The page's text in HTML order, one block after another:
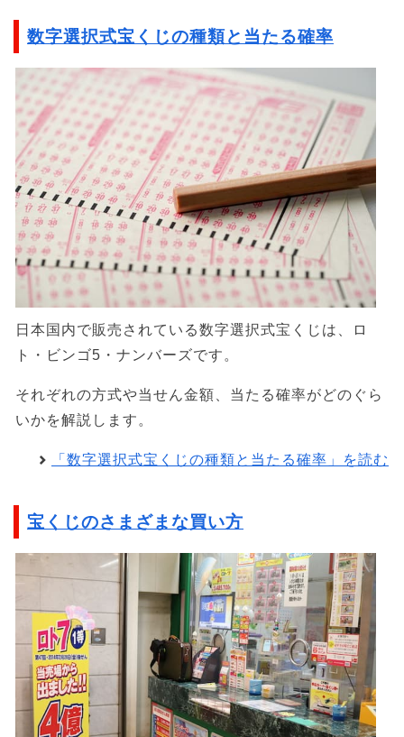
数字選択式宝くじの種類と当たる確率
日本国内で販売されている数字選択式宝くじは、ロ
ト・ビンゴ5・ナンバーズです。
それぞれの方式や当せん金額、当たる確率がどのぐら
いかを解説します。
「数字選択式宝くじの種類と当たる確率」を読む
宝くじのさまざまな買い方